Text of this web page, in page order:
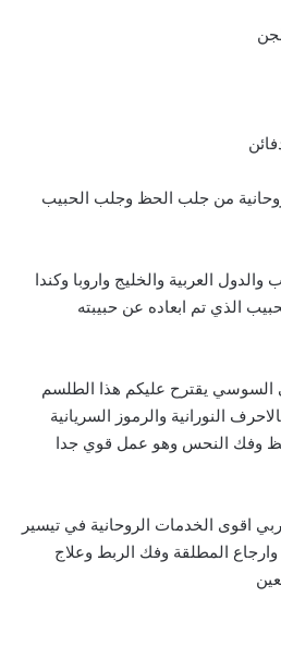
من جلب الحظ وجلب الحبيب
العربية والخليج واروبا وكندا
الذي تم ابعاده عن حبيبته
السوسي يقترح عليكم هذا الطلسم
النورانية والرموز السريانية
وفك النحس وهو عمل قوي جدا
اقوى الخدمات الروحانية في تيسير
المطلقة وفك الربط وعلاج